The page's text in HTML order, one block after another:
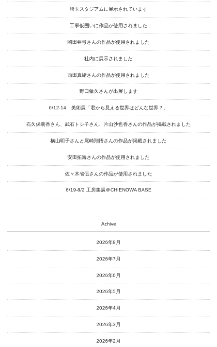
Link
Facebook
Instagram
Youtube
art center syu
南関東・甲信障害者
アートサポートセンター
社会福祉法人みぬま福祉会
埼玉スタジアムに展示されています
工事仮囲いに作品が使用されました
岡田亜弓さんの作品が使用されました
社内に展示されました
西田真緒さんの作品が使用されました
野口敏久さんが出展します
6/12-14 美術展「君から見える世界はどんな世界？」
石久保萌香さん、武石トシ子さん、片山沙也香さんの作品が掲載されました
横山明子さんと尾崎翔悟さんの作品が掲載されました
安田拓海さんの作品が使用されました
佐々木省伍さんの作品が使用されました
6/19-8/2 工房集展＠CHIENOWA BASE
Achive
2026年8月
2026年7月
2026年6月
2026年5月
2026年4月
2026年3月
2026年2月